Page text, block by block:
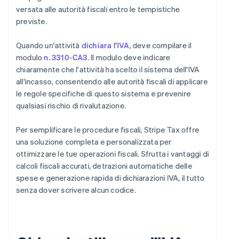
versata alle autorità fiscali entro le tempistiche
previste.
Quando un'attività dichiara l'IVA, deve compilare il
modulo n. 3310-CA3. Il modulo deve indicare
chiaramente che l'attività ha scelto il sistema dell'IVA
all'incasso, consentendo alle autorità fiscali di applicare
le regole specifiche di questo sistema e prevenire
qualsiasi rischio di rivalutazione.
Per semplificare le procedure fiscali, Stripe Tax offre
una soluzione completa e personalizzata per
ottimizzare le tue operazioni fiscali. Sfrutta i vantaggi di
calcoli fiscali accurati, detrazioni automatiche delle
spese e generazione rapida di dichiarazioni IVA, il tutto
senza dover scrivere alcun codice.